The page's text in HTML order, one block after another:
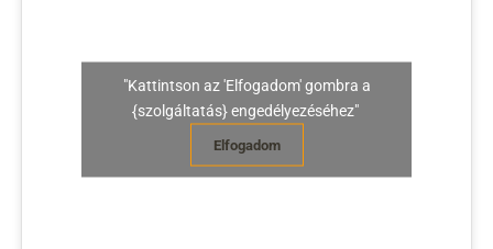
"Kattintson az 'Elfogadom' gombra a
{szolgáltatás} engedélyezéséhez"
Elfogadom